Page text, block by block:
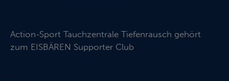
Action-Sport Tauchzentrale Tiefenrausch gehört
zum EISBÄREN Supporter Club